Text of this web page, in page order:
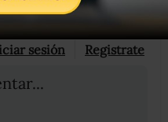
sesión Registrate